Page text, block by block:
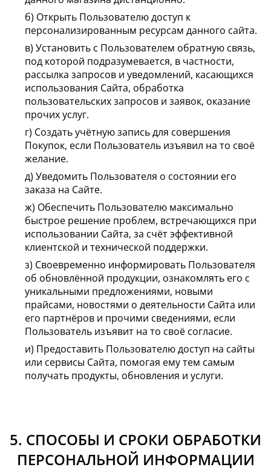
б) Открыть Пользователю доступ к
персонализированным ресурсам данного сайта.
в) Установить с Пользователем обратную связь,
под которой подразумевается, в частности,
рассылка запросов и уведомлений, касающихся
использования Сайта, обработка
пользовательских запросов и заявок, оказание
прочих услуг.
г) Создать учётную запись для совершения
Покупок, если Пользователь изъявил на то своё
желание.
д) Уведомить Пользователя о состоянии его
заказа на Сайте.
ж) Обеспечить Пользователю максимально
быстрое решение проблем, встречающихся при
использовании Сайта, за счёт эффективной
клиентской и технической поддержки.
з) Своевременно информировать Пользователя
об обновлённой продукции, ознакомлять его с
уникальными предложениями, новыми
прайсами, новостями о деятельности Сайта или
его партнёров и прочими сведениями, если
Пользователь изъявит на то своё согласие.
и) Предоставить Пользователю доступ на сайты
или сервисы Сайта, помогая ему тем самым
получать продукты, обновления и услуги.
5. СПОСОБЫ И СРОКИ ОБРАБОТКИ
ПЕРСОНАЛЬНОЙ ИНФОРМАЦИИ